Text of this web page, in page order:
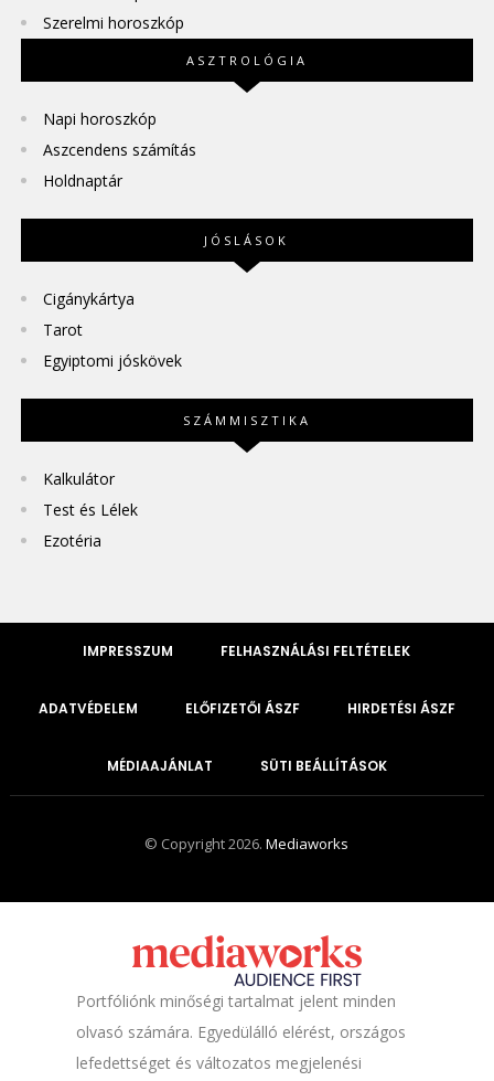
Szerelmi horoszkóp
ASZTROLÓGIA
Napi horoszkóp
Aszcendens számítás
Holdnaptár
JÓSLÁSOK
Cigánykártya
Tarot
Egyiptomi jóskövek
SZÁMMISZTIKA
Kalkulátor
Test és Lélek
Ezotéria
IMPRESSZUM FELHASZNÁLÁSI FELTÉTELEK
ADATVÉDELEM ELŐFIZETŐI ÁSZF HIRDETÉSI ÁSZF
MÉDIAAJÁNLAT SÜTI BEÁLLÍTÁSOK
© Copyright 2026.Mediaworks
Portfóliónk minőségi tartalmat jelent minden
olvasó számára. Egyedülálló elérést, országos
lefedettséget és változatos megjelenési